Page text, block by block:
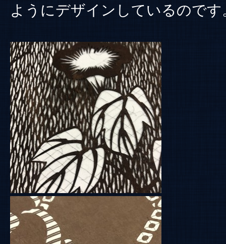
ようにデザインしているのです